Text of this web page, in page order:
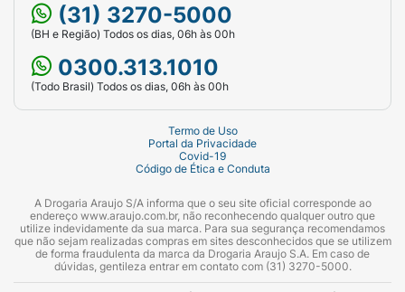
(31) 3270-5000
(BH e Região) Todos os dias, 06h às 00h
0300.313.1010
(Todo Brasil) Todos os dias, 06h às 00h
Termo de Uso
Portal da Privacidade
Covid-19
Código de Ética e Conduta
A Drogaria Araujo S/A informa que o seu site oficial corresponde ao
endereço www.araujo.com.br, não reconhecendo qualquer outro que
utilize indevidamente da sua marca. Para sua segurança recomendamos
que não sejam realizadas compras em sites desconhecidos que se utilizem
de forma fraudulenta da marca da Drogaria Araujo S.A. Em caso de
dúvidas, gentileza entrar em contato com (31) 3270-5000.